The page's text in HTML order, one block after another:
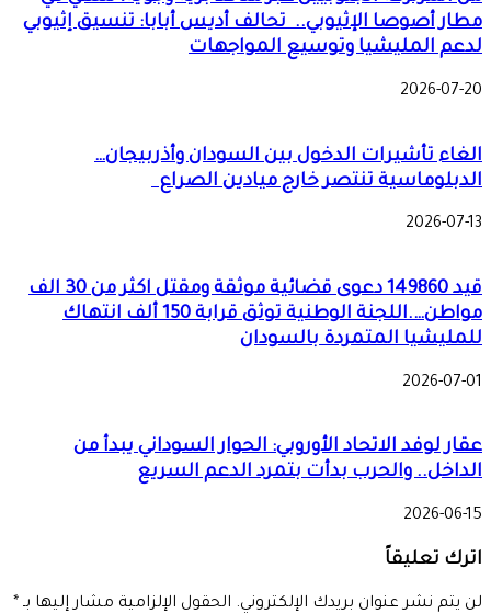
مطار أصوصا الإثيوبي.. تحالف أديس أبابا: تنسيق إثيوبي
لدعم المليشيا وتوسيع المواجهات
2026-07-20
الغاء تأشيرات الدخول بين السودان وأذربيجان…
الدبلوماسية تنتصر خارج ميادين الصراع
2026-07-13
قيد 149860 دعوى قضائية موثقة ومقتل اكثر من 30 الف
مواطن….اللجنة الوطنية توثق قرابة 150 ألف انتهاك
للمليشيا المتمردة بالسودان
2026-07-01
عقار لوفد الاتحاد الأوروبي: الحوار السوداني يبدأ من
الداخل.. والحرب بدأت بتمرد الدعم السريع
2026-06-15
اترك تعليقاً
لن يتم نشر عنوان بريدك الإلكتروني. الحقول الإلزامية مشار إليها بـ *